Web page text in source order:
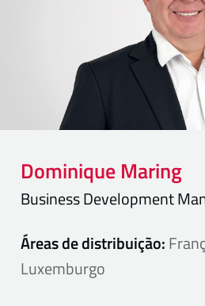
Dominique Maring
Business Development
Áreas de distribuição:
Luxemburgo